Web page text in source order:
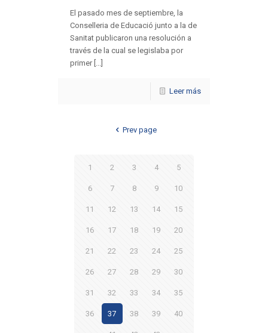
El pasado mes de septiembre, la
Conselleria de Educació junto a la de
Sanitat publicaron una resolución a
través de la cual se legislaba por
primer [...]
Leer más
Prev page
1 2 3 4 5
6 7 8 9 10
11 12 13 14 15
16 17 18 19 20
21 22 23 24 25
26 27 28 29 30
31 32 33 34 35
36 37 38 39 40